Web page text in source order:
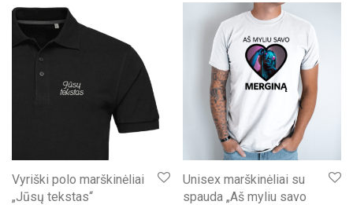
Vyriški polo marškinėliai
„Jūsų tekstas“
Unisex marškinėliai su
spauda „Aš myliu savo